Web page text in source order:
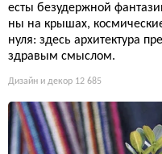
есты безудержной
ны на крышах,
нуля: здесь архитектура
здравым смыслом.
Дизайн и декор 12 685